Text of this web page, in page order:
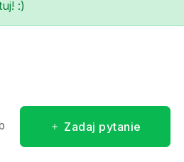
:)
Zadaj pytanie